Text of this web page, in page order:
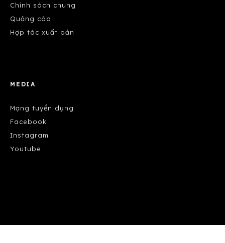
Chính sách chung
Quảng cáo
Hợp tác xuất bản
MEDIA
Mạng tuyển dụng
Facebook
Instagram
Youtube